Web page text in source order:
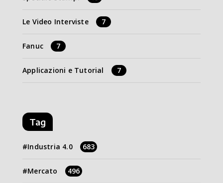
Le Video Interviste 7
Fanuc 7
Applicazioni e Tutorial 7
Tag
Industria 4.0 683
Mercato 496